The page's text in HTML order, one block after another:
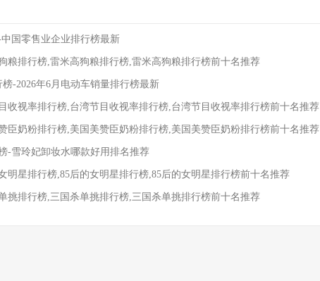
国零售业企业排行榜最新
粮排行榜,雷米高狗粮排行榜,雷米高狗粮排行榜前十名推荐
-2026年6月电动车销量排行榜最新
收视率排行榜,台湾节目收视率排行榜,台湾节目收视率排行榜前十名推荐
臣奶粉排行榜,美国美赞臣奶粉排行榜,美国美赞臣奶粉排行榜前十名推荐
-雪玲妃卸妆水哪款好用排名推荐
明星排行榜,85后的女明星排行榜,85后的女明星排行榜前十名推荐
挑排行榜,三国杀单挑排行榜,三国杀单挑排行榜前十名推荐